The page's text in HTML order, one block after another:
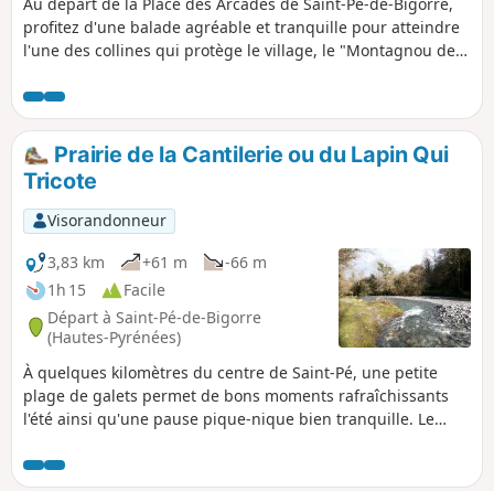
profitez d'une balade agréable et tranquille pour atteindre
l'une des collines qui protège le village, le "Montagnou de
Grotte de la Résistance et, pour les plus téméraires, celle de
la Tute Faiouias. Magnifique vue sur la vallée du Gave de
Pau et les crêtes des sommets voisins du massif de Saint-
Pé. Retour par le "Montagnou", autre colline au-dessus du
village.
Prairie de la Cantilerie ou du Lapin Qui
Tricote
Visorandonneur
3,83 km
+61 m
-66 m
1h 15
Facile
Départ à Saint-Pé-de-Bigorre
(Hautes-Pyrénées)
À quelques kilomètres du centre de Saint-Pé, une petite
plage de galets permet de bons moments rafraîchissants
l'été ainsi qu'une pause pique-nique bien tranquille. Le
propriété voisine !